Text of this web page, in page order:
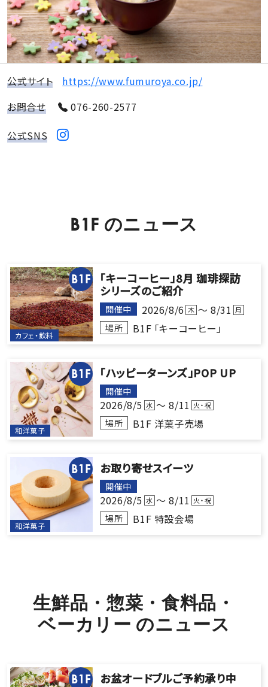
公式サイト
https://www.fumuroya.co.jp/
お問合せ
076-260-2577
公式SNS
B1F のニ ュース
B1F
カフェ・飲料
「キーコーヒー」8月 珈琲探訪
シリーズのご紹介
開催中 2026/8/6 木 ～ 8/31 月
場所 B1F 「キーコーヒー」
B1F
和洋菓子
「ハッピーターンズ」POP UP
開催中
2026/8/5 水 ～ 8/11 火・祝
場所 B1F 洋菓子売場
B1F
和洋菓子
お取り寄せスイーツ
開催中
2026/8/5 水 ～ 8/11 火・祝
場所 B1F 特設会場
生鮮品・惣菜・食料品・
ベーカリー のニ ュース
B1F お盆オードブルご予約承り中